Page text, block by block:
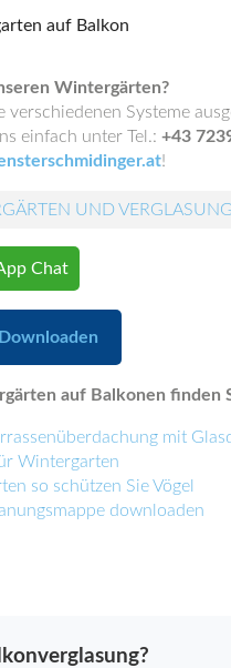
Wintergärten?
Systeme
einfach unter Tel.: +43
!
UND
Chat
auf Balkonen finden
mit
Wintergarten
so schützen Sie Vögel
downloaden